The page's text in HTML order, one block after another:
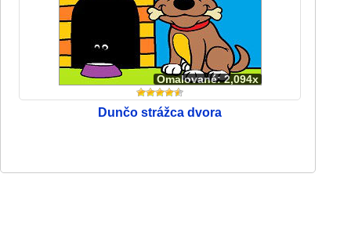
Omalované: 2,094x
Dunčo strážca dvora